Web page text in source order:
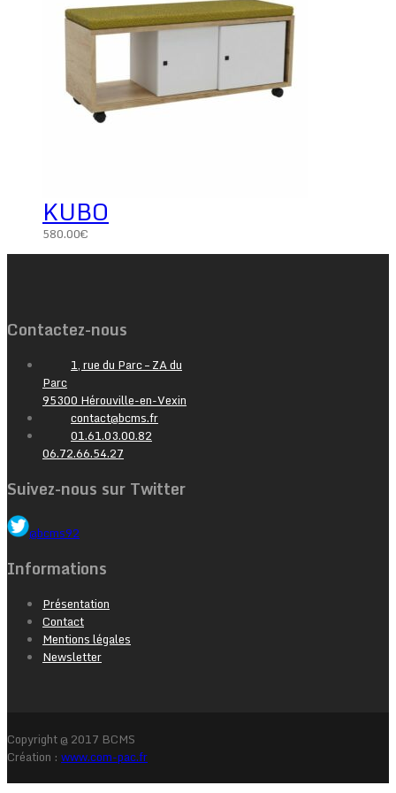
KUBO
580.00€
Contactez-nous
1, rue du Parc – ZA du
Parc
95300 Hérouville-en-Vexin
contact@bcms.fr
01.61.03.00.82
06.72.66.54.27
Suivez-nous sur Twitter
@bcms92
Informations
Présentation
Contact
Mentions légales
Newsletter
Copyright @ 2017 BCMS
Création : www.com-pac.fr